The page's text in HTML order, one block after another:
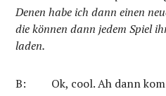
Denen habe ich dann einen
die können dann jedem Spiel
laden.
B: Ok, cool. Ah dann